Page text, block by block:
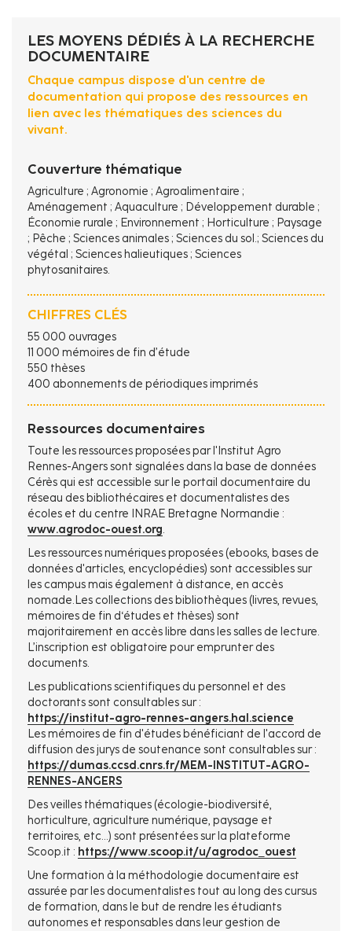
LES MOYENS DÉDIÉS À LA RECHERCHE
DOCUMENTAIRE
Chaque campus dispose d'un centre de
documentation qui propose des ressources en
lien avec les thématiques des sciences du
vivant.
Couverture thématique
Agriculture ; Agronomie ; Agroalimentaire ;
Aménagement ; Aquaculture ; Développement durable ;
Économie rurale ; Environnement ; Horticulture ; Paysage
; Pêche ; Sciences animales ; Sciences du sol.; Sciences du
végétal ; Sciences halieutiques ; Sciences
phytosanitaires.
CHIFFRES CLÉS
55 000 ouvrages
11 000 mémoires de fin d’étude
550 thèses
400 abonnements de périodiques imprimés
Ressources documentaires
Toute les ressources proposées par l'Institut Agro
Rennes-Angers sont signalées dans la base de données
Cérès qui est accessible sur le portail documentaire du
réseau des bibliothécaires et documentalistes des
écoles et du centre INRAE Bretagne Normandie :
www.agrodoc-ouest.org.
Les ressources numériques proposées (ebooks, bases de
données d'articles, encyclopédies) sont accessibles sur
les campus mais également à distance, en accès
nomade.Les collections des bibliothèques (livres, revues,
mémoires de fin d‘études et thèses) sont
majoritairement en accès libre dans les salles de lecture.
L’inscription est obligatoire pour emprunter des
documents.
Les publications scientifiques du personnel et des
doctorants sont consultables sur :
https://institut-agro-rennes-angers.hal.science
Les mémoires de fin d'études bénéficiant de l'accord de
diffusion des jurys de soutenance sont consultables sur :
https://dumas.ccsd.cnrs.fr/MEM-INSTITUT-AGRO-
RENNES-ANGERS
Des veilles thématiques (écologie-biodiversité,
horticulture, agriculture numérique, paysage et
territoires, etc...) sont présentées sur la plateforme
Scoop.it : https://www.scoop.it/u/agrodoc_ouest
Une formation à la méthodologie documentaire est
assurée par les documentalistes tout au long des cursus
de formation, dans le but de rendre les étudiants
autonomes et responsables dans leur gestion de